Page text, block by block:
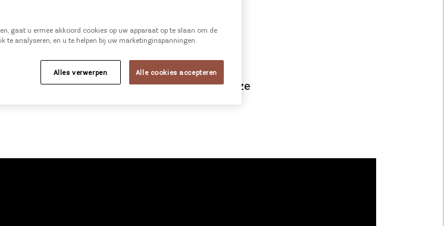
HARTIGE
geeft advies over het afbakken van onze
gaat u ermee akkoord cookies op uw apparaat op te slaan om de
te analyseren, en u te helpen bij uw marketinginspanningen.
Alles verwerpen Alle cookies accepteren